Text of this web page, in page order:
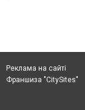
Реклама на сайті
Франшиза "CitySites"